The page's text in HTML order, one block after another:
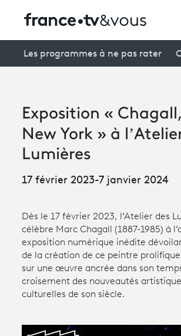
connexion
Avantages fidélité
Creators
À la une
Participer et assister à une émission
Productions et innovation
Programme tv
Les programmes à ne pas rater
Exposition «
New York » à
Lumières
17 février 2023-7 janvier 2024
Dès le 17 février 2023, l’Atelier des
célèbre Marc Chagall (1887-1985) à
exposition numérique inédite
de la création de ce peintre
sur une œuvre ancrée dans son
croisement des nouveautés
culturelles de son siècle.